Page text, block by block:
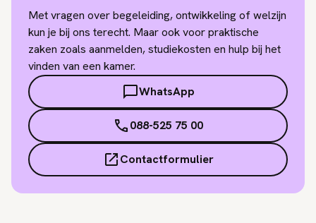
Met vragen over begeleiding, ontwikkeling of welzijn
kun je bij ons terecht. Maar ook voor praktische
zaken zoals aanmelden, studiekosten en hulp bij het
vinden van een kamer.
WhatsApp
088-525 75 00
Contactformulier